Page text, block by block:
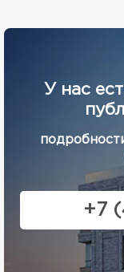
У нас
+7